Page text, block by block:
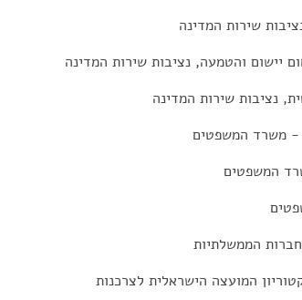
שירות המדינה
יישום והטמעה, נציבות שירות המדינה
נציבות שירות המדינה
- משרד המשפטים
המשפטים
הממשלתיות
המועצה הישראלית לצרכנות